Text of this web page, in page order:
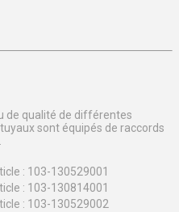
de qualité de différentes
sont équipés de raccords
: 103-130529001
: 103-130814001
: 103-130529002